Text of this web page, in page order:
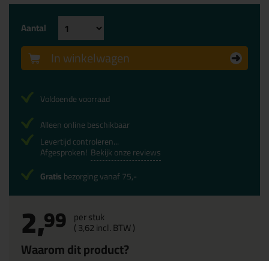
2,99 per stuk
(3,62incl. BTW )
Waarom dit product?
Aantal
In winkelwagen
Voldoende voorraad
Alleen online beschikbaar
Levertijd controleren...
Afgesproken! Bekijk onze reviews
Gratisbezorging vanaf 75,-